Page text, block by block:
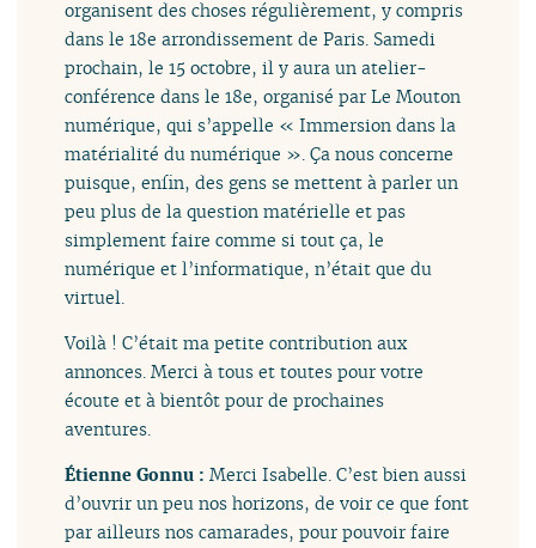
organisent des choses régulièrement, y compris
dans le 18e arrondissement de Paris. Samedi
prochain, le 15 octobre, il y aura un atelier-
conférence dans le 18e, organisé par Le Mouton
numérique, qui s’appelle « Immersion dans la
matérialité du numérique ». Ça nous concerne
puisque, enfin, des gens se mettent à parler un
peu plus de la question matérielle et pas
simplement faire comme si tout ça, le
numérique et l’informatique, n’était que du
virtuel.
Voilà ! C’était ma petite contribution aux
annonces. Merci à tous et toutes pour votre
écoute et à bientôt pour de prochaines
aventures.
Étienne Gonnu :Merci Isabelle. C’est bien aussi
d’ouvrir un peu nos horizons, de voir ce que font
par ailleurs nos camarades, pour pouvoir faire